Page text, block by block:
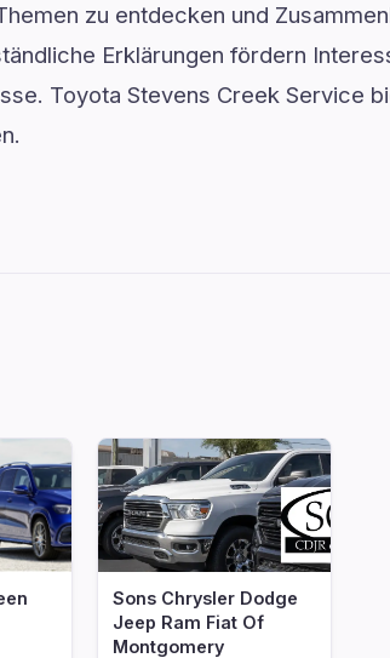
zu entdecken und
Erklärungen fördern
Toyota Stevens Creek Service
Sons Chrysler Dodge
Jeep Ram Fiat Of
Montgomery